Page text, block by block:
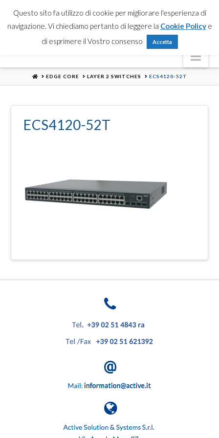
HOMEEDGE CORE LAYER 2 SWITCHES ECS4120-52T
ECS4120-52T
Questo sito fa utilizzo di cookie per migliorare l'esperienza di
navigazione. Vi chiediamo pertanto di leggere la Cookie Policye
di esprimere il Vostro consenso
Accetta